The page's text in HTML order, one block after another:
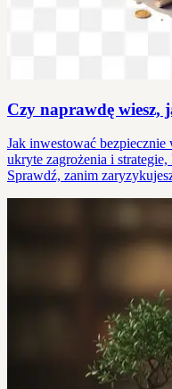
Czy naprawdę wiesz,
Jak inwestować
ukryte zagrożenia i
Sprawdź, zanim